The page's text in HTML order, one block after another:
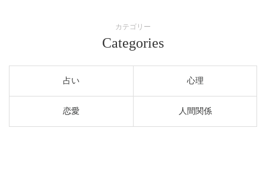
カテゴリー
Categories
占い 心理
恋愛 人間関係